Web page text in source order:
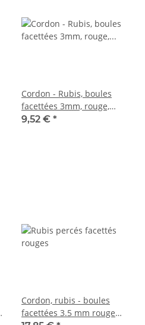
Cordon - Rubis, boules
facettées 3mm, rouge,
longueur 39cm /1542
9,52 € *
Cordon, rubis - boules
facettées 3.5 mm rouge